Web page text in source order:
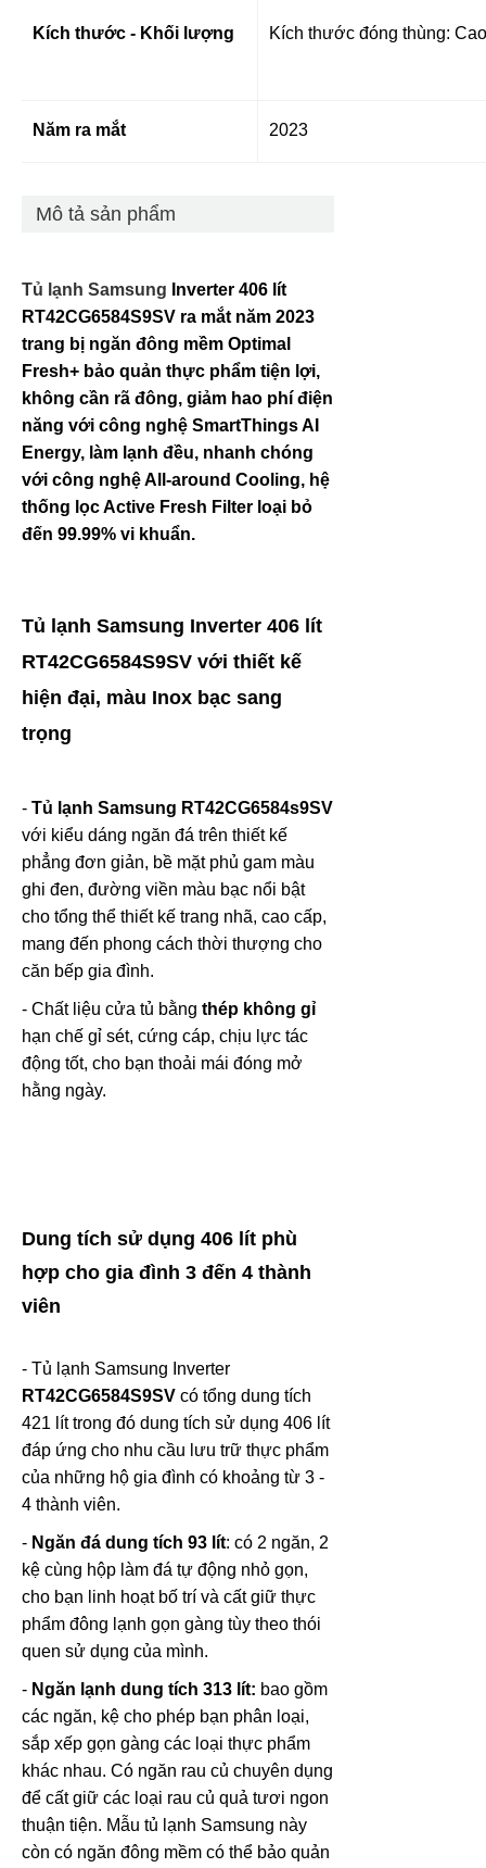
Kích thước - Khối lượng Kích thước đóng thùng:
Năm ra mắt 2023
Mô tả sản phẩm
Tủ lạnh Samsung Inverter 406 lít
RT42CG6584S9SV ra mắt năm 2023
trang bị ngăn đông mềm Optimal
Fresh+ bảo quản thực phẩm tiện lợi,
không cần rã đông, giảm hao phí điện
năng với công nghệ SmartThings AI
Energy, làm lạnh đều, nhanh chóng
với công nghệ All-around Cooling, hệ
thống lọc Active Fresh Filter loại bỏ
đến 99.99% vi khuẩn.
Tủ lạnh Samsung Inverter 406 lít
RT42CG6584S9SV với thiết kế
hiện đại, màu Inox bạc sang
trọng
- Tủ lạnh Samsung RT42CG6584s9SV
với kiểu dáng ngăn đá trên thiết kế
phẳng đơn giản, bề mặt phủ gam màu
ghi đen, đường viền màu bạc nổi bật
cho tổng thể thiết kế trang nhã, cao cấp,
mang đến phong cách thời thượng cho
căn bếp gia đình.
- Chất liệu cửa tủ bằng thép không gỉ
hạn chế gỉ sét, cứng cáp, chịu lực tác
động tốt, cho bạn thoải mái đóng mở
hằng ngày.
Dung tích sử dụng 406 lít phù
hợp cho gia đình 3 đến 4 thành
viên
- Tủ lạnh Samsung Inverter
RT42CG6584S9SV có tổng dung tích
421 lít trong đó dung tích sử dụng 406 lít
đáp ứng cho nhu cầu lưu trữ thực phẩm
của những hộ gia đình có khoảng từ 3 -
4 thành viên.
- Ngăn đá dung tích 93 lít: có 2 ngăn, 2
kệ cùng hộp làm đá tự động nhỏ gọn,
cho bạn linh hoạt bố trí và cất giữ thực
phẩm đông lạnh gọn gàng tùy theo thói
quen sử dụng của mình.
- Ngăn lạnh dung tích 313 lít: bao gồm
các ngăn, kệ cho phép bạn phân loại,
sắp xếp gọn gàng các loại thực phẩm
khác nhau. Có ngăn rau củ chuyên dụng
để cất giữ các loại rau củ quả tươi ngon
thuận tiện. Mẫu tủ lạnh Samsung này
còn có ngăn đông mềm có thể bảo quản